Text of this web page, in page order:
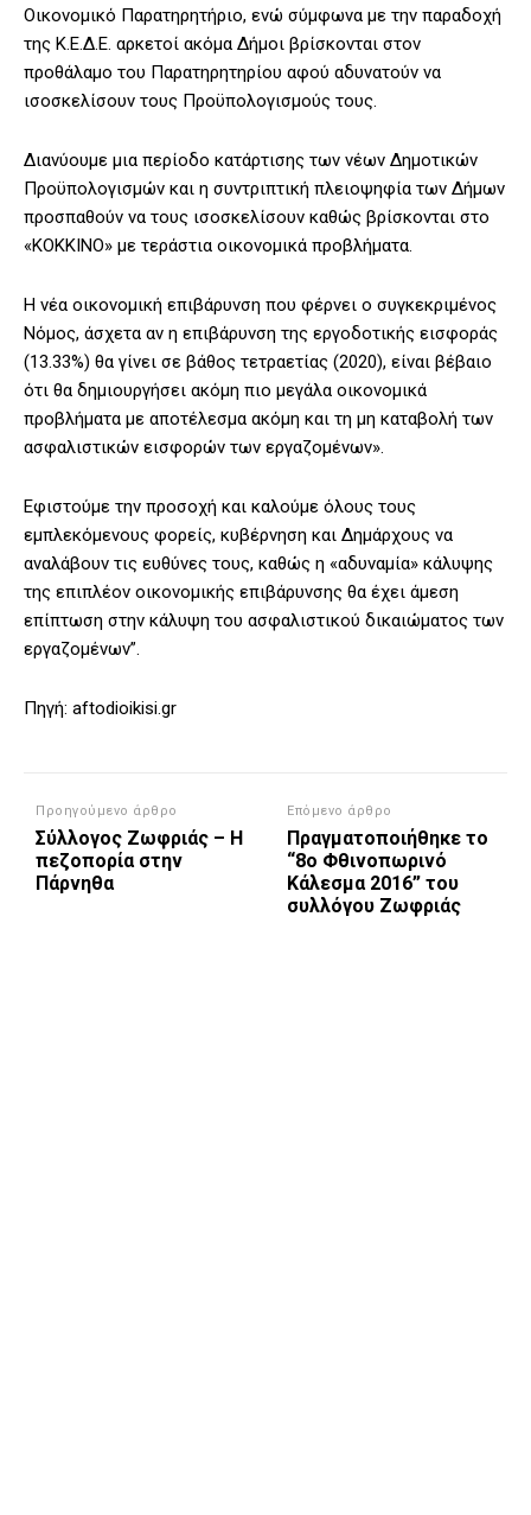
Οικονομικό Παρατηρητήριο, ενώ σύμφωνα με την παραδοχή
της Κ.Ε.Δ.Ε. αρκετοί ακόμα Δήμοι βρίσκονται στον
προθάλαμο του Παρατηρητηρίου αφού αδυνατούν να
ισοσκελίσουν τους Προϋπολογισμούς τους.
Διανύουμε μια περίοδο κατάρτισης των νέων Δημοτικών
Προϋπολογισμών και η συντριπτική πλειοψηφία των Δήμων
προσπαθούν να τους ισοσκελίσουν καθώς βρίσκονται στο
«ΚΟΚΚΙΝΟ» με τεράστια οικονομικά προβλήματα.
Η νέα οικονομική επιβάρυνση που φέρνει ο συγκεκριμένος
Νόμος, άσχετα αν η επιβάρυνση της εργοδοτικής εισφοράς
(13.33%) θα γίνει σε βάθος τετραετίας (2020), είναι βέβαιο
ότι θα δημιουργήσει ακόμη πιο μεγάλα οικονομικά
προβλήματα με αποτέλεσμα ακόμη και τη μη καταβολή των
ασφαλιστικών εισφορών των εργαζομένων».
Εφιστούμε την προσοχή και καλούμε όλους τους
εμπλεκόμενους φορείς, κυβέρνηση και Δημάρχους να
αναλάβουν τις ευθύνες τους, καθώς η «αδυναμία» κάλυψης
της επιπλέον οικονομικής επιβάρυνσης θα έχει άμεση
επίπτωση στην κάλυψη του ασφαλιστικού δικαιώματος των
εργαζομένων”.
Πηγή: aftodioikisi.gr
Προηγούμενο άρθρο
Σύλλογος Ζωφριάς – Η
πεζοπορία στην
Πάρνηθα
Επόμενο άρθρο
Πραγματοποιήθηκε το
“8ο Φθινοπωρινό
Κάλεσμα 2016” του
συλλόγου Ζωφριάς